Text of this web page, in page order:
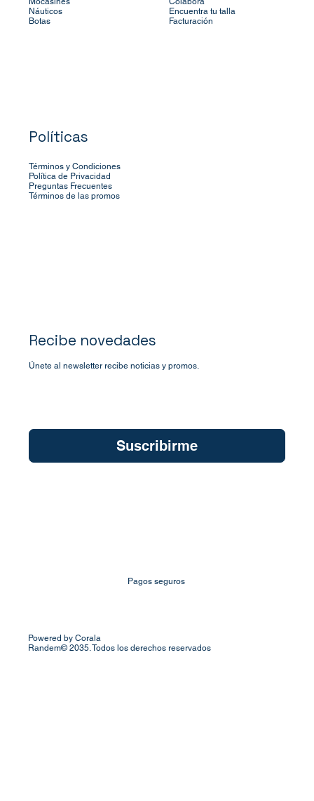
Náuticos
Botas
Encuentra tu talla
Facturación
Políticas
Términos y Condiciones
Política de Privacidad
Preguntas Frecuentes
Términos de las promos
Recibe novedades
Únete al newsletter recibe noticias y promos.
Suscribirme
Pagos seguros
Powered by Corala
Randem© 2035. Todos los derechos reservados